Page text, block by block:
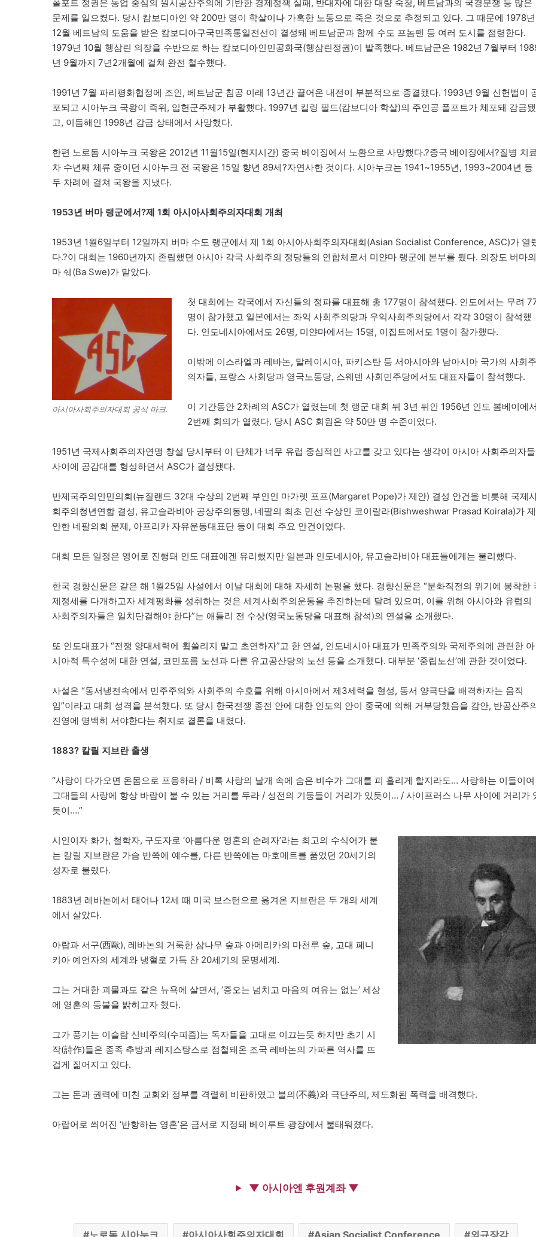
폴포트 정권은 농업 중심의 원시공산주의에 기반한 경제정책 실패, 반대자에 대한 대량 숙청, 베트남과의 국경분쟁 등 많은
문제를 일으켰다. 당시 캄보디아인 약 200만 명이 학살이나 가혹한 노동으로 죽은 것으로 추정되고 있다. 그 때문에 1978년
12월 베트남의 도움을 받은 캄보디아구국민족통일전선이 결성돼 베트남군과 함께 수도 프놈펜 등 여러 도시를 점령한다.
1979년 10월 헹삼린 의장을 수반으로 하는 캄보디아인민공화국(헹삼린정권)이 발족했다. 베트남군은 1982년 7월부터
년 9월까지 7년2개월에 걸쳐 완전 철수했다.
1991년 7월 파리평화협정에 조인, 베트남군 침공 이래 13년간 끌어온 내전이 부분적으로 종결됐다. 1993년 9월 신헌법이
포되고 시아누크 국왕이 즉위, 입헌군주제가 부활했다. 1997년 킬링 필드(캄보디아 학살)의 주인공 폴포트가 체포돼 감금됐
고, 이듬해인 1998년 감금 상태에서 사망했다.
한편 노로돔 시아누크 국왕은 2012년 11월15일(현지시간) 중국 베이징에서 노환으로 사망했다.?중국 베이징에서?질병 치
차 수년째 체류 중이던 시아누크 전 국왕은 15일 향년 89세?자연사한 것이다. 시아누크는 1941~1955년, 1993~2004년 등
두 차례에 걸쳐 국왕을 지냈다.
1953년 버마 랭군에서?제 1회 아시아사회주의자대회 개최
1953년 1월6일부터 12일까지 버마 수도 랭군에서 제 1회 아시아사회주의자대회(Asian Socialist Conference, ASC)가 열
다.?이 대회는 1960년까지 존립했던 아시아 각국 사회주의 정당들의 연합체로서 미얀마 랭군에 본부를 뒀다. 의장도 버마의
마 쉐(Ba Swe)가 맡았다.
아시아사회주의자대회 공식 마크.
첫 대회에는 각국에서 자신들의 정파를 대표해 총 177명이 참석했다. 인도에서는 무려
명이 참가했고 일본에서는 좌익 사회주의당과 우익사회주의당에서 각각 30명이 참석했
다. 인도네시아에서도 26명, 미얀마에서는 15명, 이집트에서도 1명이 참가했다.
이밖에 이스라엘과 레바논, 말레이시아, 파키스탄 등 서아시아와 남아시아 국가의 사회
의자들, 프랑스 사회당과 영국노동당, 스웨덴 사회민주당에서도 대표자들이 참석했다.
이 기간동안 2차례의 ASC가 열렸는데 첫 랭군 대회 뒤 3년 뒤인 1956년 인도 봄베이에
2번째 회의가 열렸다. 당시 ASC 회원은 약 50만 명 수준이었다.
1951년 국제사회주의자연맹 창설 당시부터 이 단체가 너무 유럽 중심적인 사고를 갖고 있다는 생각이 아시아 사회주의자들
사이에 공감대를 형성하면서 ASC가 결성됐다.
반제국주의인민의회(뉴질랜드 32대 수상의 2번째 부인인 마가렛 포프(Margaret Pope)가 제안) 결성 안건을 비롯해 국제
회주의청년연합 결성, 유고슬라비아 공상주의동맹, 네팔의 최초 민선 수상인 코이랄라(Bishweshwar Prasad Koirala)가 제
안한 네팔의회 문제, 아프리카 자유운동대표단 등이 대회 주요 안건이었다.
대회 모든 일정은 영어로 진행돼 인도 대표에겐 유리했지만 일본과 인도네시아, 유고슬라비아 대표들에게는 불리했다.
한국 경향신문은 같은 해 1월25일 사설에서 이날 대회에 대해 자세히 논평을 했다. 경향신문은 “분화직전의 위기에 봉착한
제정세를 다개하고자 세계평화를 성취하는 것은 세계사회주의운동을 추진하는데 달려 있으며, 이를 위해 아시아와 유럽의
사회주의자들은 일치단결해야 한다”는 애들리 전 수상(영국노동당을 대표해 참석)의 연설을 소개했다.
또 인도대표가 “전쟁 양대세력에 휩쓸리지 말고 초연하자”고 한 연설, 인도네시아 대표가 민족주의와 국제주의에 관련한 아
시아적 특수성에 대한 연설, 코민포름 노선과 다른 유고공산당의 노선 등을 소개했다. 대부분 ‘중립노선’에 관한 것이었다.
사설은 “동서냉전속에서 민주주의와 사회주의 수호를 위해 아시아에서 제3세력을 형성, 동서 양극단을 배격하자는 움직
임”이라고 대회 성격을 분석했다. 또 당시 한국전쟁 종전 안에 대한 인도의 안이 중국에 의해 거부당했음을 감안, 반공산주
진영에 명백히 서야한다는 취지로 결론을 내렸다.
1883? 칼릴 지브란 출생
“사랑이 다가오면 온몸으로 포옹하라 / 비록 사랑의 날개 속에 숨은 비수가 그대를 피 흘리게 할지라도… 사랑하는 이들이
그대들의 사랑에 항상 바람이 불 수 있는 거리를 두라 / 성전의 기둥들이 거리가 있듯이… / 사이프러스 나무 사이에 거리가
듯이….”
시인이자 화가, 철학자, 구도자로 ‘아름다운 영혼의 순례자’라는 최고의 수식어가 붙
는 칼릴 지브란은 가슴 반쪽에 예수를, 다른 반쪽에는 마호메트를 품었던 20세기의
성자로 불렸다.
1883년 레바논에서 태어나 12세 때 미국 보스턴으로 옮겨온 지브란은 두 개의 세계
에서 살았다.
아랍과 서구(西歐), 레바논의 거룩한 삼나무 숲과 아메리카의 마천루 숲, 고대 페니
키아 예언자의 세계와 냉혈로 가득 찬 20세기의 문명세계.
그는 거대한 괴물과도 같은 뉴욕에 살면서, ‘증오는 넘치고 마음의 여유는 없는’ 세상
에 영혼의 등불을 밝히고자 했다.
그가 풍기는 이슬람 신비주의(수피즘)는 독자들을 고대로 이끄는듯 하지만 초기 시
작(詩作)들은 종족 추방과 레지스탕스로 점철돼온 조국 레바논의 가파른 역사를 뜨
겁게 짊어지고 있다.
그는 돈과 권력에 미친 교회와 정부를 격렬히 비판하였고 불의(不義)와 극단주의, 제도화된 폭력을 배격했다.
아랍어로 씌어진 ‘반항하는 영혼’은 금서로 지정돼 베이루트 광장에서 불태워졌다.
▼ 아시아엔 후원계좌 ▼
노로돔 시아누크 아시아사회주의자대회 Asian Socialist Conference 외규장각